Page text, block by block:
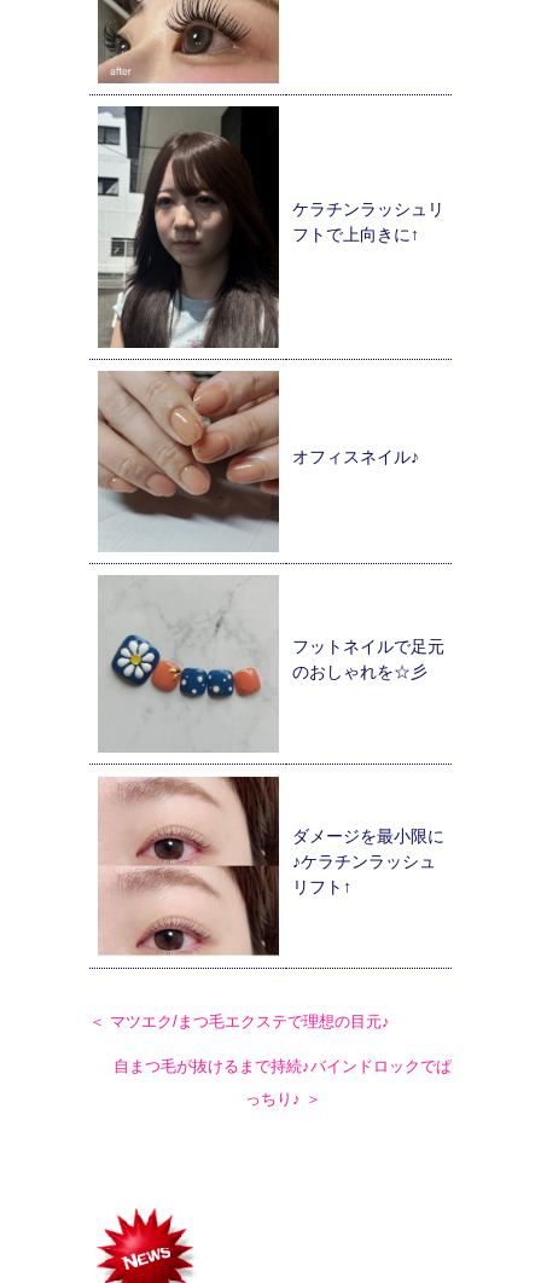
ケラチンラッシュリ
フトで上向きに↑
オフィスネイル♪
フットネイルで足元
のおしゃれを☆彡
ダメージを最小限に
♪ケラチンラッシュ
リフト↑
＜ マツエク/まつ毛エクステで理想の目元♪
自まつ毛が抜けるまで持続♪バインドロックでぱ
っちり♪ ＞